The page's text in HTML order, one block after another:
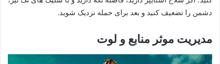
دشمن را تضعیف کنید و بعد برای حمله نزدیک شوید.
مدیریت موثر منابع و لوت